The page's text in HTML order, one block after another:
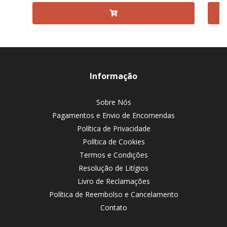
Informação
Sobre Nós
Pagamentos e Envio de Encomendas
Política de Privacidade
Política de Cookies
Termos e Condições
Resolução de Litígios
Livro de Reclamações
Política de Reembolso e Cancelamento
Contato